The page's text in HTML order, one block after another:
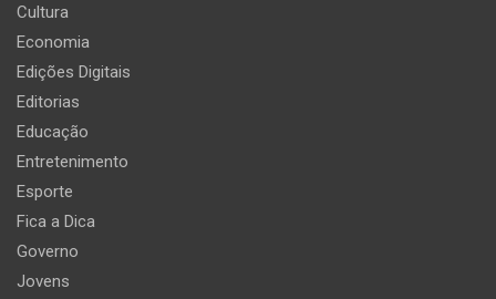
Cultura
Economia
Edições Digitais
Editorias
Educação
Entretenimento
Esporte
Fica a Dica
Governo
Jovens